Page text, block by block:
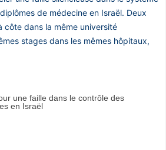
de médecine en Israël. Deux
côte dans la même université
stages dans les mêmes hôpitaux,